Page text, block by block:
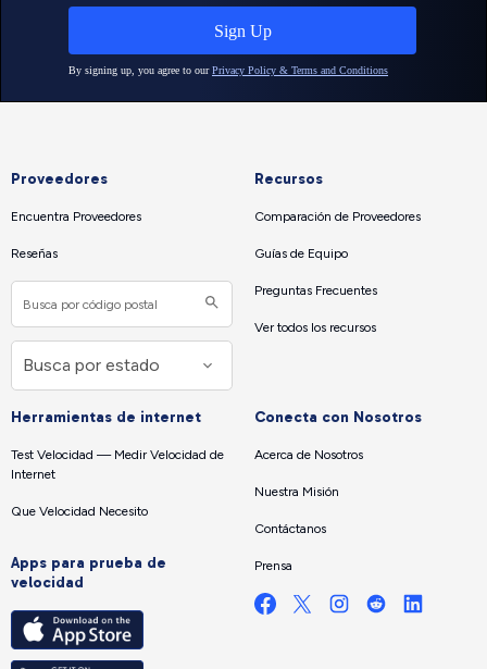
Proveedores
Encuentra Proveedores
Reseñas
Recursos
Comparación de Proveedores
Guías de Equipo
Preguntas Frecuentes
Ver todos los recursos
Herramientas de internet
Test Velocidad — Medir Velocidad de
Internet
Que Velocidad Necesito
Apps para prueba de
velocidad
Conecta con Nosotros
Acerca de Nosotros
Nuestra Misión
Contáctanos
Prensa